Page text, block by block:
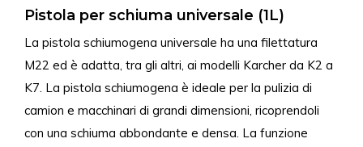
Pistola per schiuma universale (1L)
La pistola schiumogena universale ha una filettatura
M22 ed è adatta, tra gli altri, ai modelli Karcher da K2 a
K7. La pistola schiumogena è ideale per la pulizia di
camion e macchinari di grandi dimensioni, ricoprendoli
con una schiuma abbondante e densa. La funzione